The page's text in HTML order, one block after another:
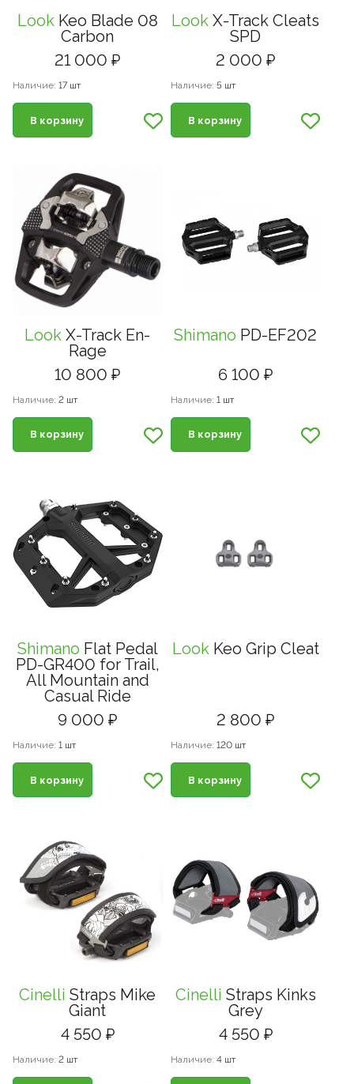
LookKeo Blade 08
Carbon
21 000 ₽
Наличие: 17 шт
В корзину
Look X-Track Cleats
SPD
2 000 ₽
Наличие: 5 шт
В корзину
Look X-Track En-
Rage
10 800 ₽
Наличие: 2 шт
В корзину
Shimano PD-EF202
6 100 ₽
Наличие: 1 шт
В корзину
Shimano Flat Pedal
PD-GR400 for Trail,
All Mountain and
Сasual Ride
9 000 ₽
Наличие: 1 шт
В корзину
LookKeo Grip Cleat
2 800 ₽
Наличие: 120 шт
В корзину
Cinelli Straps Mike
Giant
4 550 ₽
Наличие: 2 шт
Cinelli Straps Kinks
Grey
4 550 ₽
Наличие: 4 шт